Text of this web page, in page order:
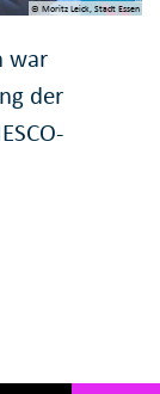
© Moritz Leick, Stadt Essen
war
der